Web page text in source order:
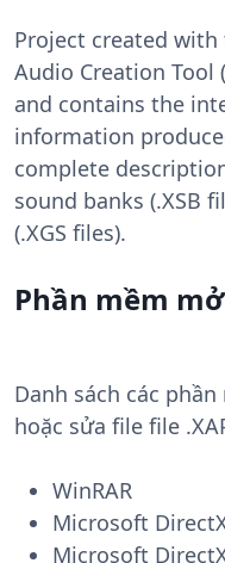
Project created
Audio Creation Tool
and contains the
information
complete
sound banks (.XSB
(.XGS files).
Phần mềm
Danh sách các
hoặc sửa file file
WinRAR
Microsoft
Microsoft